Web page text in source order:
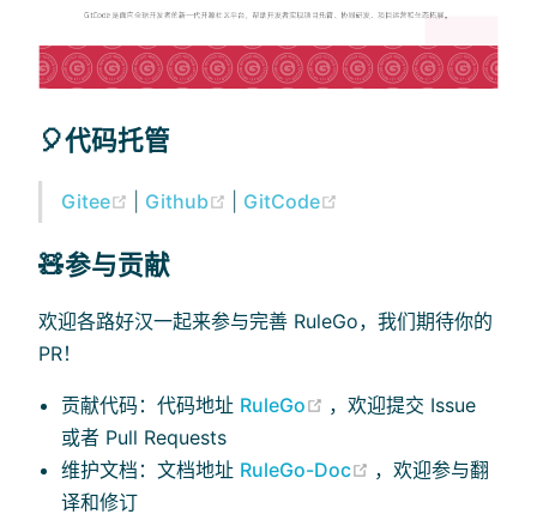
🎈代码托管
Gitee (opens new window)
Github (opens new window)
GitCode
🧸参与贡献
欢迎各路好汉一起来参与完善 RuleGo，我们期待你的
PR！
贡献代码：代码地址 RuleGo (opens new window)
，欢迎提交 Issue
或者 Pull Requests
维护文档：文档地址 RuleGo-Doc (opens new
，欢迎参与翻
译和修订